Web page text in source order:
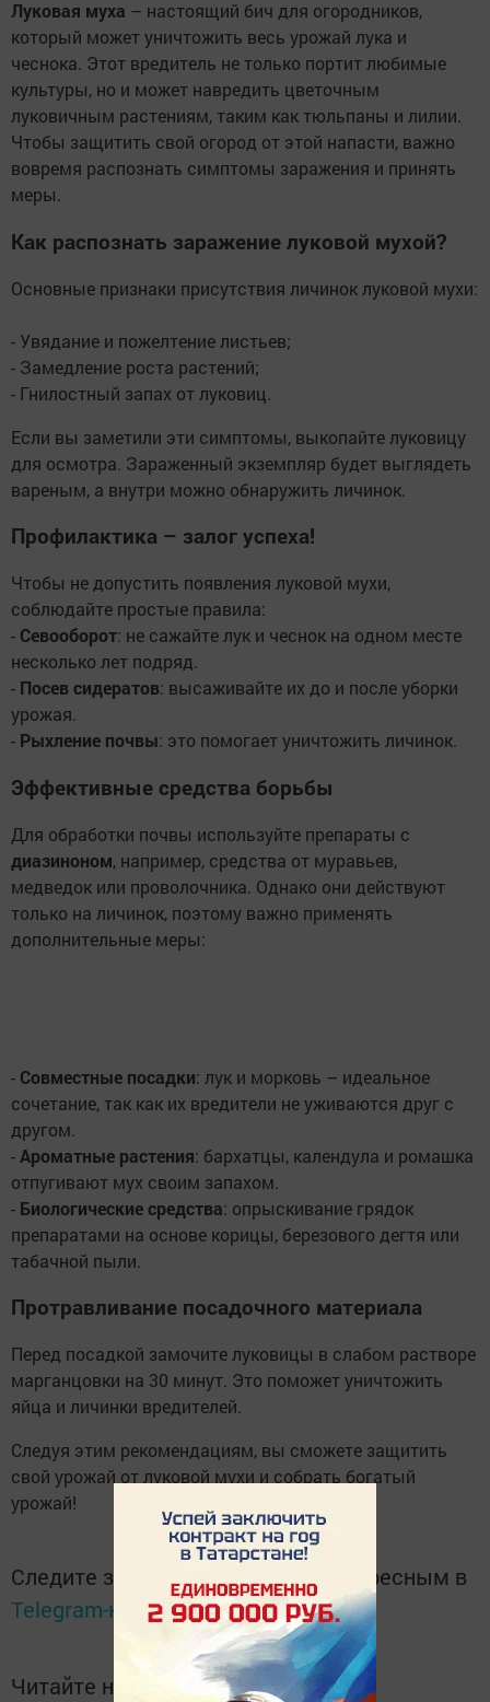
Луковая муха – настоящий бич для огородников,
который может уничтожить весь урожай лука и
чеснока. Этот вредитель не только портит любимые
культуры, но и может навредить цветочным
луковичным растениям, таким как тюльпаны и лилии.
Чтобы защитить свой огород от этой напасти, важно
вовремя распознать симптомы заражения и принять
меры.
Как распознать заражение луковой мухой?
Основные признаки присутствия личинок луковой мухи:
- Увядание и пожелтение листьев;
- Замедление роста растений;
- Гнилостный запах от луковиц.
Если вы заметили эти симптомы, выкопайте луковицу
для осмотра. Зараженный экземпляр будет выглядеть
вареным, а внутри можно обнаружить личинок.
Профилактика – залог успеха!
Чтобы не допустить появления луковой мухи,
соблюдайте простые правила:
- Севооборот: не сажайте лук и чеснок на одном месте
несколько лет подряд.
- Посев сидератов: высаживайте их до и после уборки
урожая.
- Рыхление почвы: это помогает уничтожить личинок.
Эффективные средства борьбы
Для обработки почвы используйте препараты с
диазиноном, например, средства от муравьев,
медведок или проволочника. Однако они действуют
только на личинок, поэтому важно применять
дополнительные меры:
- Совместные посадки: лук и морковь – идеальное
сочетание, так как их вредители не уживаются друг с
другом.
-Ароматные растения: бархатцы, календула и ромашка
отпугивают мух своим запахом.
- Биологические средства: опрыскивание грядок
препаратами на основе корицы, березового дегтя или
табачной пыли.
Протравливание посадочного материала
Перед посадкой замочите луковицы в слабом растворе
марганцовки на 30 минут. Это поможет уничтожить
яйца и личинки вредителей.
Следуя этим рекомендациям, вы сможете защитить
свой урожай от луковой мухи и собрать богатый
урожай!
Следите за самым важным и интересным в
Telegram-каналеТатмедиа
Читайте новости Татарстана в